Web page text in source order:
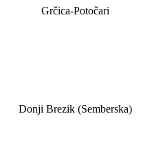
Grčica-Potočari
Donji Brezik (Semberska)